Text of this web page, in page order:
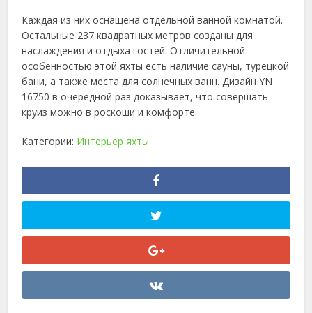
Каждая из них оснащена отдельной ванной комнатой.
Остальные 237 квадратных метров созданы для
наслаждения и отдыха гостей. Отличительной
особенностью этой яхты есть наличие сауны, турецкой
бани, а также места для солнечных ванн. Дизайн YN
16750 в очередной раз доказывает, что совершать
круиз можно в роскоши и комфорте.
Категории: Интерьер яхты